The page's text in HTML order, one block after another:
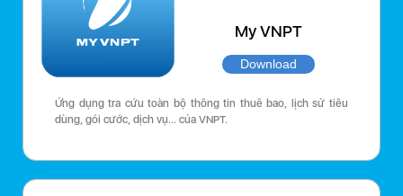
My VNPT
Download
Ứng dụng tra cứu toàn bộ thông tin thuê bao, lịch sử tiêu
dùng, gói cước, dịch vụ… của VNPT.